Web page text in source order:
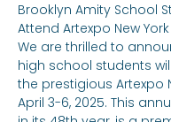
Brooklyn Amity School
Attend Artexpo New
We are thrilled to
high school students
the prestigious Artexpo
April 3-6, 2025. This